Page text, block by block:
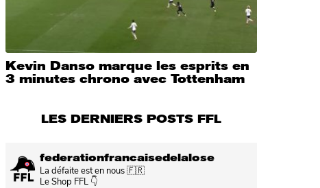
Kevin Danso marque les esprits en
3 minutes chrono avec Tottenham
LES DERNIERS POSTS FFL
federationfrancaisedelalose
La défaite est en nous 🇫🇷
Le Shop FFL 👇